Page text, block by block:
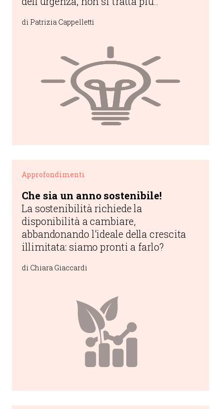
opportunità, quanto di aprirne di
di Patrizia Cappelletti
Approfondimenti
Che sia un anno sostenibile!
La sostenibilità richiede la
disponibilità a cambiare,
abbandonando l’ideale della crescita
illimitata: siamo pronti a farlo?
di Chiara Giaccardi